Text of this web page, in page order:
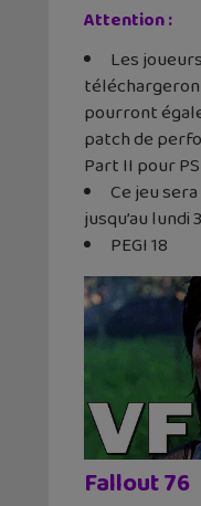
Attention :
Les
pourront
patch de
Part II pour
Ce jeu
jusqu’au lundi
PEGI 18
Fallout 76